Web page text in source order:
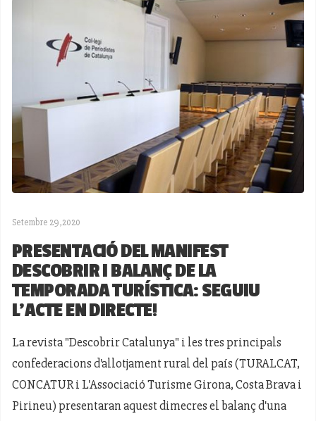
Setembre 29,2020
PRESENTACIÓ DEL MANIFEST
DESCOBRIR I BALANÇ DE LA
TEMPORADA TURÍSTICA: SEGUIU
L’ACTE EN DIRECTE!
La revista "Descobrir Catalunya" i les tres principals
confederacions d'allotjament rural del país (TURALCAT,
CONCATUR i L'Associació Turisme Girona, Costa Brava i
Pirineu) presentaran aquest dimecres el balanç d'una